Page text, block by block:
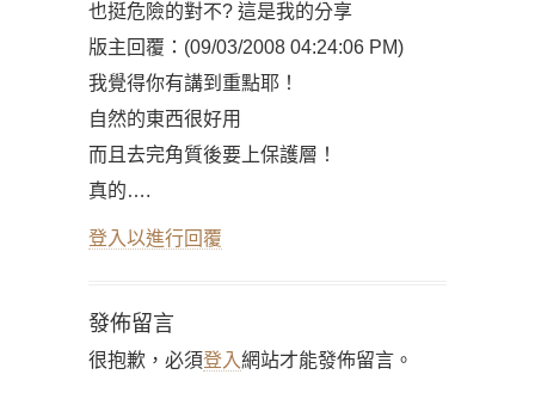
也挺危險的對不? 這是我的分享
版主回覆：(09/03/2008 04:24:06 PM)
我覺得你有講到重點耶！
自然的東西很好用
而且去完角質後要上保護層！
真的….
登入以進行回覆
發佈留言
很抱歉，必須登入網站才能發佈留言。